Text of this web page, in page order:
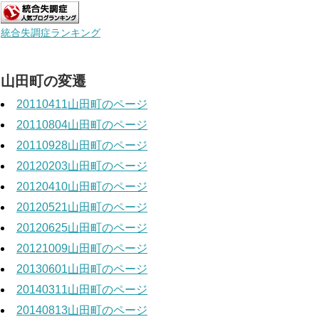
統合失調症ランキング
山田町の変遷
20110411山田町のページ
20110804山田町のページ
20110928山田町のページ
20120203山田町のページ
20120410山田町のページ
20120521山田町のページ
20120625山田町のページ
20121009山田町のページ
20130601山田町のページ
20140311山田町のページ
20140813山田町のページ